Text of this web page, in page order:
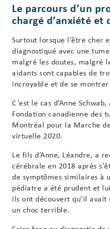
Le parcours d’un
chargé d’anxiété et
Surtout lorsque l’être cher
diagnostiqué avec une
malgré les doutes, malgré
aidants sont capables de
incroyable et de se
C’est le cas d’Anne
Fondation canadienne des
Montréal pour la Marche
virtuelle 2020.
Le fils d’Anne, Léandre, a
cérébrale en 2018 après
de symptômes similaires à
pédiatre a été prudent et
ils ont découvert qu’il
un choc terrible.